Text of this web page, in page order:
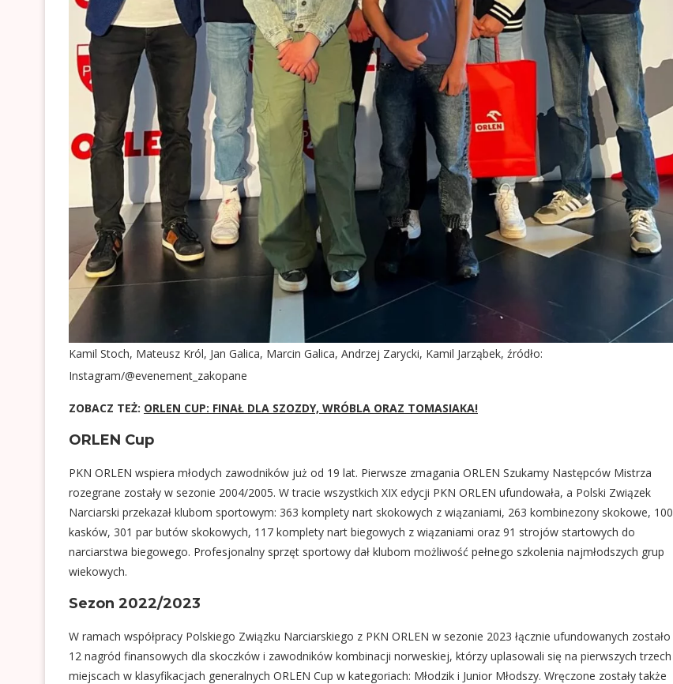
Kamil Stoch, Mateusz Król, Jan Galica, Marcin Galica, Andrzej Zarycki, Kamil Jarząbek, źródło:
Instagram/@evenement_zakopane
ZOBACZ TEŻ: ORLEN CUP: FINAŁ DLA SZOZDY, WRÓBLA ORAZ TOMASIAKA!
ORLEN Cup
PKN ORLEN wspiera młodych zawodników już od 19 lat. Pierwsze zmagania ORLEN Szukamy Następców Mistrza
rozegrane zostały w sezonie 2004/2005. W tracie wszystkich XIX edycji PKN ORLEN ufundowała, a Polski Związek
Narciarski przekazał klubom sportowym: 363 komplety nart skokowych z wiązaniami, 263 kombinezony skokowe, 100
kasków, 301 par butów skokowych, 117 komplety nart biegowych z wiązaniami oraz 91 strojów startowych do
narciarstwa biegowego. Profesjonalny sprzęt sportowy dał klubom możliwość pełnego szkolenia najmłodszych grup
wiekowych.
Sezon 2022/2023
W ramach współpracy Polskiego Związku Narciarskiego z PKN ORLEN w sezonie 2023 łącznie ufundowanych zostało
12 nagród finansowych dla skoczków i zawodników kombinacji norweskiej, którzy uplasowali się na pierwszych trzech
miejscach w klasyfikacjach generalnych ORLEN Cup w kategoriach: Młodzik i Junior Młodszy. Wręczone zostały także